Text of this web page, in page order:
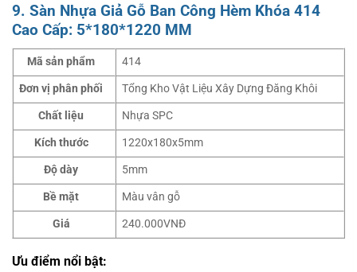
9. Sàn Nhựa Giả Gỗ Ban Công Hèm Khóa 414
Cao Cấp: 5*180*1220 MM
Mã sản phẩm
414
Đơn vị phân phối
Tổng Kho Vật Liệu Xây Dựng Đăng Khôi
Chất liệu
Nhựa SPC
Kích thước
1220x180x5mm
Độ dày
5mm
Bề mặt
Màu vân gỗ
Giá
240.000VNĐ
Ưu điểm nổi bật: